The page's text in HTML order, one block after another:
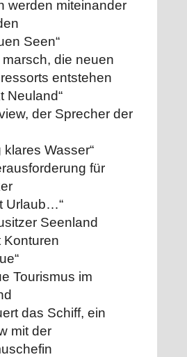
werden miteinander
Seen“
die neuen
entstehen
Neuland“
der Sprecher der
klares Wasser“
für
Urlaub…“
Seenland
Konturen
Tourismus im
das Schiff, ein
mit der